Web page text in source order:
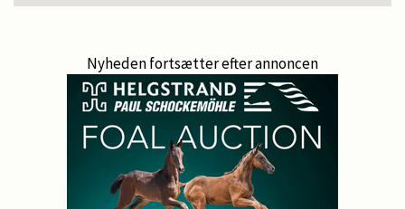
Nyheden fortsætter efter annoncen